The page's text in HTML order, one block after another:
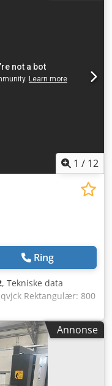
tilkobling:
Dcedpfsu D Dhxex
2140 x 2210 x
1 / 12
Ring
, Tekniske data
Rektangulær: 800
Annonse